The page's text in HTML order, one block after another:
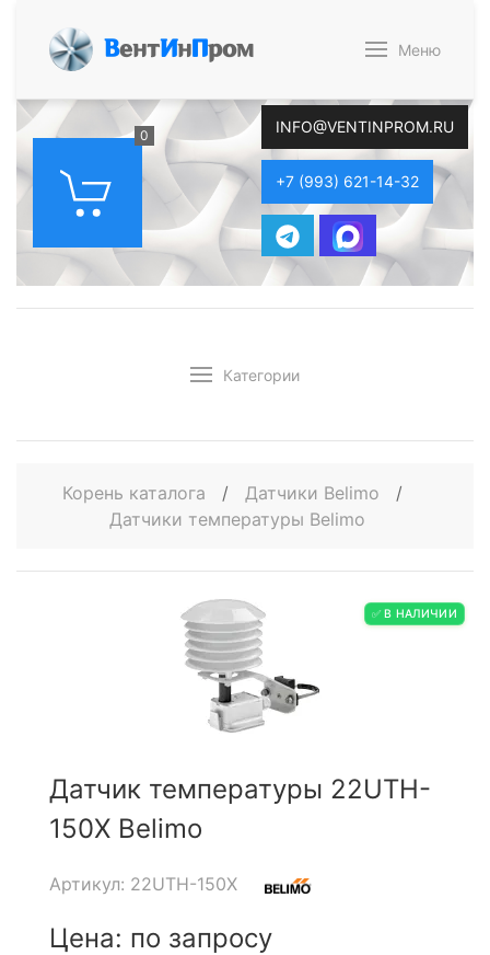
ВентИнПром Меню
0 INFO@VENTINPROM.RU
+7 (993) 621-14-32
Категории
Корень каталога / Датчики Belimo
/
Датчики температуры Belimo
✅ В НАЛИЧИИ
Датчик температуры 22UTH-
150X Belimo
Артикул: 22UTH-150X
Цена: по запросу